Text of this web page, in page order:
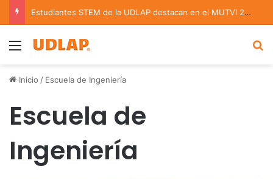
Estudiantes STEM de la UDLAP destacan en el MUTVI 2026
Menu
Inicio / Escuela de Ingeniería
Escuela de
Ingeniería